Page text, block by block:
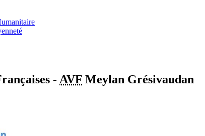
-AVF Meylan Grésivaudan